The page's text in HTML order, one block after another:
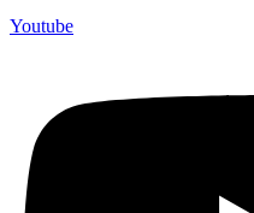
Youtube